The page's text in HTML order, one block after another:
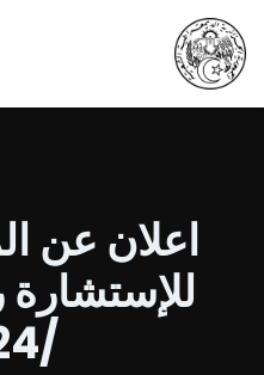
اعلان عن
/2024